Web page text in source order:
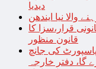
دیدیا
والا نیا ایندھن
قرار،سزا کا
قانون منظور
کی جانچ
گا، دفتر خارجہ